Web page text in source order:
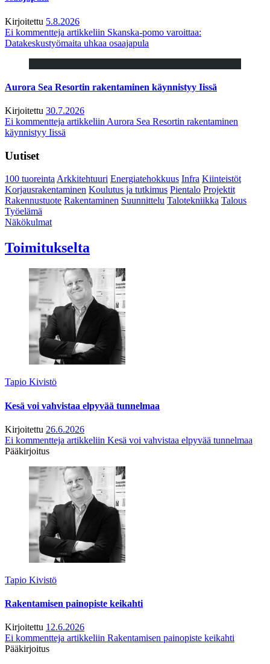
Kirjoitettu 5.8.2026
Ei kommentteja artikkeliin Skanska-pomo varoittaa:
Datakeskustyömaita uhkaa osaajapula
Aurora Sea Resortin rakentaminen käynnistyy Iissä
Kirjoitettu 30.7.2026
Ei kommentteja artikkeliin Aurora Sea Resortin rakentaminen
käynnistyy Iissä
Uutiset
100 tuoreintaArkkitehtuuri Energiatehokkuus Infra Kiinteistöt
Korjausrakentaminen Koulutus ja tutkimus Pientalo Projektit
Rakennustuote Rakentaminen Suunnittelu Talotekniikka Talous
Työelämä
Näkökulmat
Toimitukselta
Tapio Kivistö
Kesä voi vahvistaa elpyvää tunnelmaa
Kirjoitettu 26.6.2026
Ei kommentteja artikkeliin Kesä voi vahvistaa elpyvää tunnelmaa
Pääkirjoitus
Tapio Kivistö
Rakentamisen painopiste keikahti
Kirjoitettu 12.6.2026
Ei kommentteja artikkeliin Rakentamisen painopiste keikahti
Pääkirjoitus